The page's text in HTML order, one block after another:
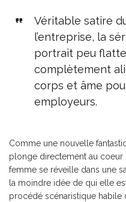
Véritable satire
l’entreprise, la
portrait peu
complètement
corps et âme
employeurs.
Comme une nouvelle
plonge directement au coeur
femme se réveille dans une
la moindre idée de qui elle
procédé scénaristique habile